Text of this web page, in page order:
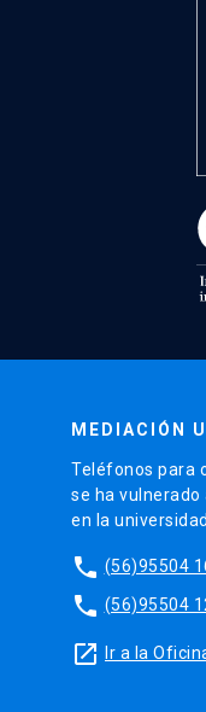
MEDIACIÓN
Teléfonos para
se ha
en la universidad.
phone (56)95504
phone (56)95504
launch Ir a la